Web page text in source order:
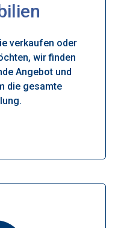
verkaufen oder
wir finden
Angebot und
die gesamte